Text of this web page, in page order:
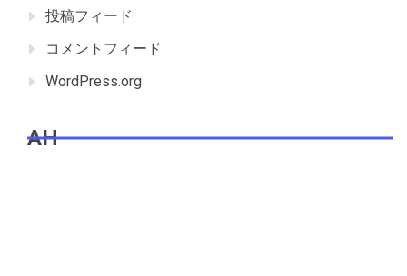
投稿フィード
コメントフィード
WordPress.org
AH